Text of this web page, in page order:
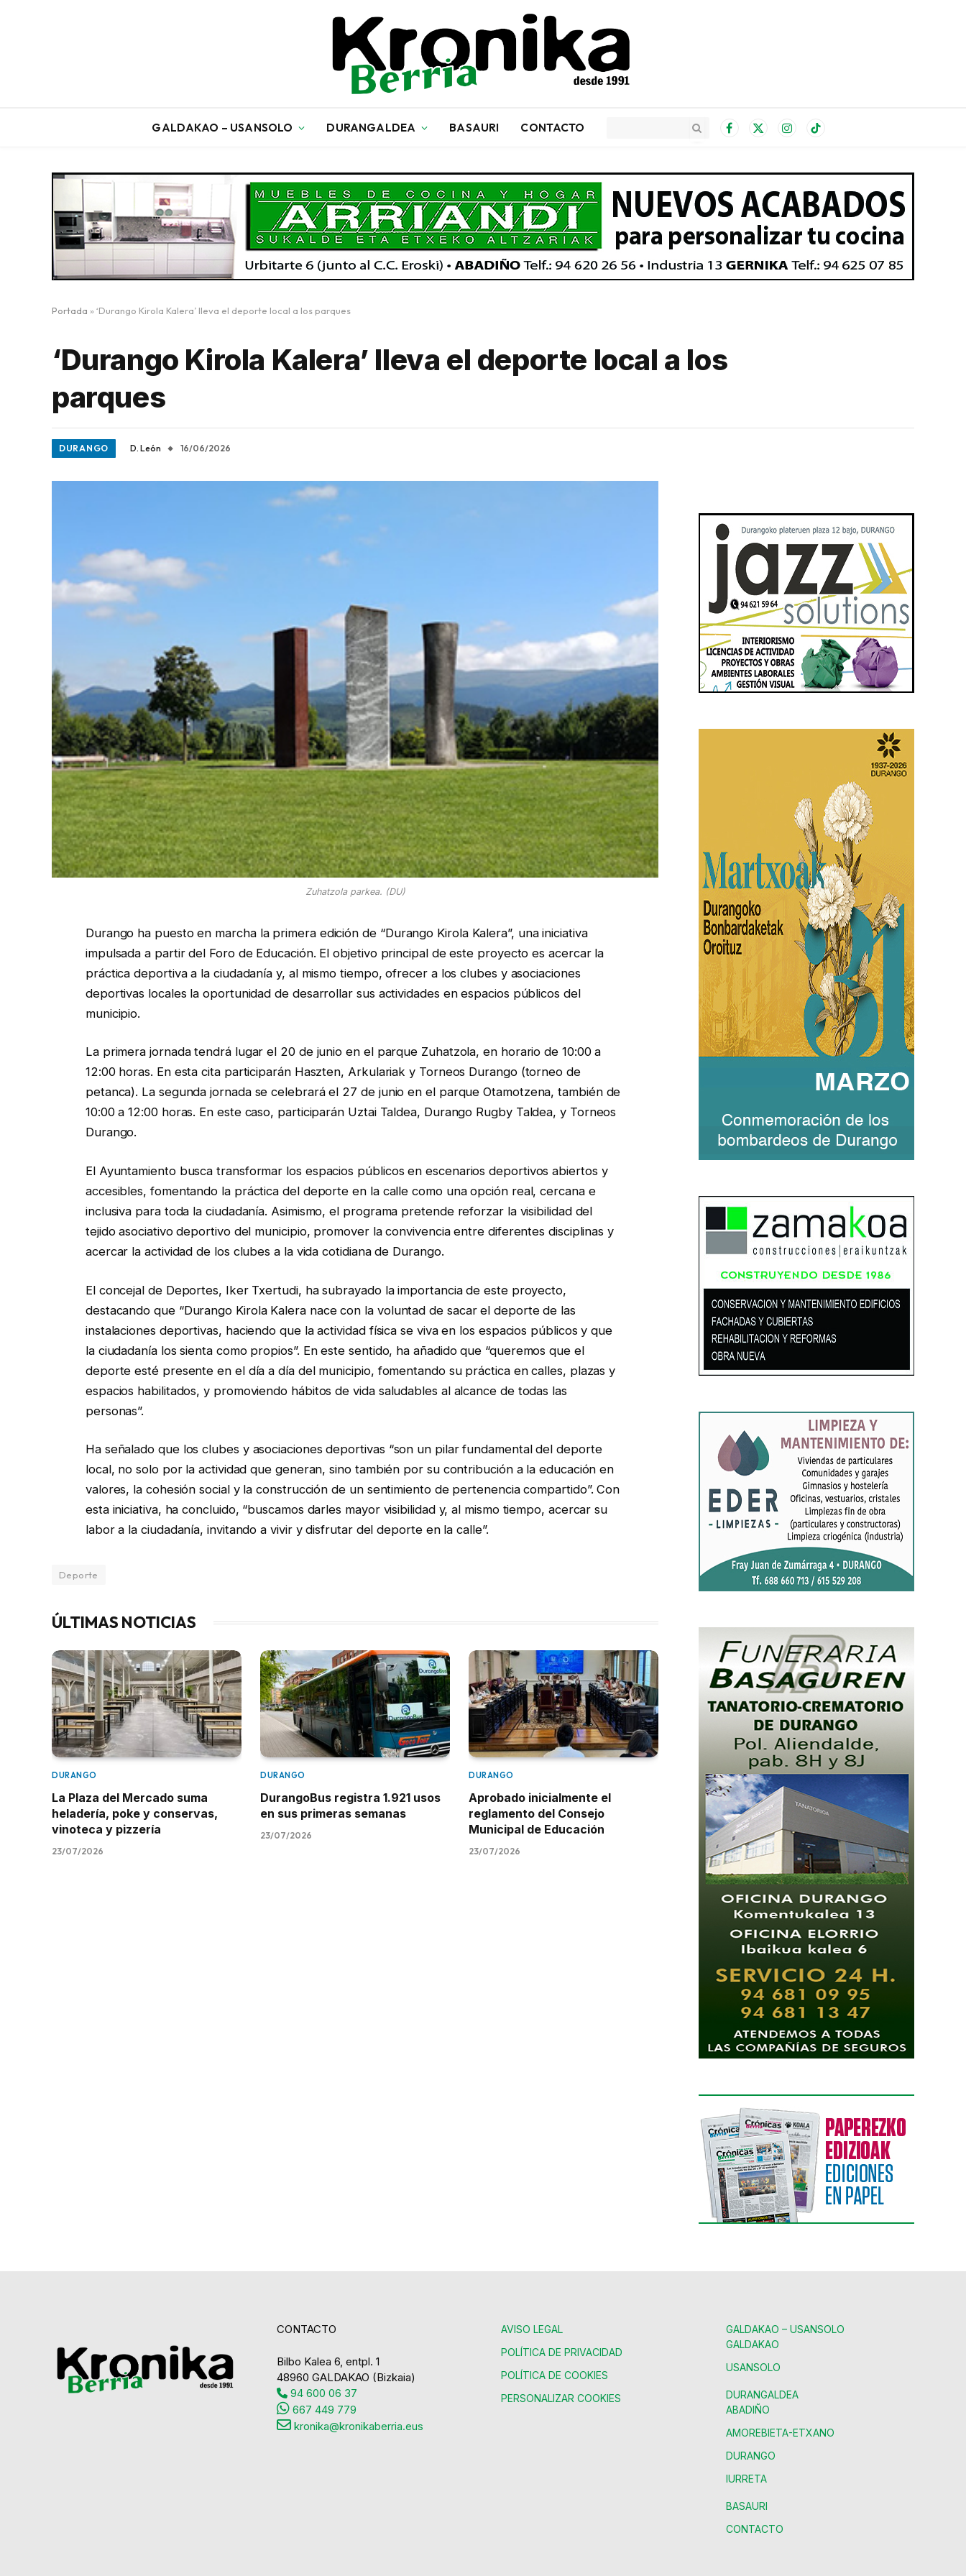
GALDAKAO – USANSOLO DURANGALDEA BASAURI CONTACTO Facebook
X
InstagramTikTok
Portada » ‘Durango Kirola Kalera’ lleva el deporte local a los parques
‘Durango Kirola Kalera’ lleva el deporte local a los
parques
DURANGO D. León 16/06/2026
Zuhatzola parkea. (DU)
Durango ha puesto en marcha la primera edición de “Durango Kirola Kalera”, una iniciativa
impulsada a partir del Foro de Educación. El objetivo principal de este proyecto es acercar la
práctica deportiva a la ciudadanía y, al mismo tiempo, ofrecer a los clubes y asociaciones
deportivas locales la oportunidad de desarrollar sus actividades en espacios públicos del
municipio.
La primera jornada tendrá lugar el 20 de junio en el parque Zuhatzola, en horario de 10:00 a
12:00 horas. En esta cita participarán Haszten, Arkulariak y Torneos Durango (torneo de
petanca). La segunda jornada se celebrará el 27 de junio en el parque Otamotzena, también de
10:00 a 12:00 horas. En este caso, participarán Uztai Taldea, Durango Rugby Taldea, y Torneos
Durango.
El Ayuntamiento busca transformar los espacios públicos en escenarios deportivos abiertos y
accesibles, fomentando la práctica del deporte en la calle como una opción real, cercana e
inclusiva para toda la ciudadanía. Asimismo, el programa pretende reforzar la visibilidad del
tejido asociativo deportivo del municipio, promover la convivencia entre diferentes disciplinas y
acercar la actividad de los clubes a la vida cotidiana de Durango.
El concejal de Deportes, Iker Txertudi, ha subrayado la importancia de este proyecto,
destacando que “Durango Kirola Kalera nace con la voluntad de sacar el deporte de las
instalaciones deportivas, haciendo que la actividad física se viva en los espacios públicos y que
la ciudadanía los sienta como propios”. En este sentido, ha añadido que “queremos que el
deporte esté presente en el día a día del municipio, fomentando su práctica en calles, plazas y
espacios habilitados, y promoviendo hábitos de vida saludables al alcance de todas las
personas”.
Ha señalado que los clubes y asociaciones deportivas “son un pilar fundamental del deporte
local, no solo por la actividad que generan, sino también por su contribución a la educación en
valores, la cohesión social y la construcción de un sentimiento de pertenencia compartido”. Con
esta iniciativa, ha concluido, “buscamos darles mayor visibilidad y, al mismo tiempo, acercar su
labor a la ciudadanía, invitando a vivir y disfrutar del deporte en la calle”.
Deporte
ÚLTIMAS NOTICIAS
DURANGO
La Plaza del Mercado suma
heladería, poke y conservas,
vinoteca y pizzería
23/07/2026
DURANGO
DurangoBus registra 1.921 usos
en sus primeras semanas
23/07/2026
DURANGO
Aprobado inicialmente el
reglamento del Consejo
Municipal de Educación
23/07/2026
CONTACTO
Bilbo Kalea 6, entpl. 1
48960 GALDAKAO (Bizkaia)
94 600 06 37
667 449 779
kronika@kronikaberria.eus
AVISO LEGAL
POLÍTICA DE PRIVACIDAD
POLÍTICA DE COOKIES
PERSONALIZAR COOKIES
GALDAKAO – USANSOLO
GALDAKAO
USANSOLO
DURANGALDEA
ABADIÑO
AMOREBIETA-ETXANO
DURANGO
IURRETA
BASAURI
CONTACTO